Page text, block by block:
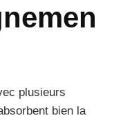
plusieurs
bien la